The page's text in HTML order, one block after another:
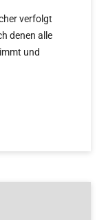
verfolgt
denen alle
und